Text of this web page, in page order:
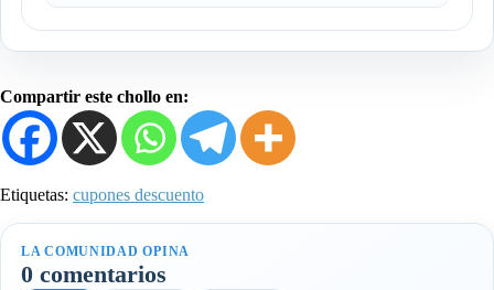
Compartir este chollo en:
Etiquetas: cupones descuento
LA COMUNIDAD OPINA
0 comentarios